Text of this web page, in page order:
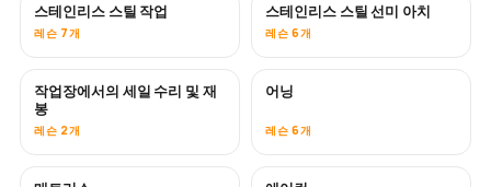
곧 공개
스테인리스 스틸 작업
레슨 7개
스테인리스 스틸 선미 아치
레슨 6개
곧 공개
작업장에서의 세일 수리 및 재
봉
레슨 2개
어닝
레슨 6개